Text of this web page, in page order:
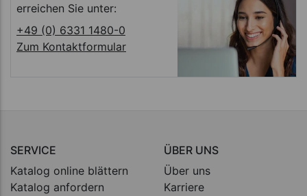
erreichen Sie unter:
+49 (0) 6331 1480-0
Zum Kontaktformular
SERVICE
Katalog online blättern
Katalog anfordern
ÜBER UNS
Über uns
Karriere